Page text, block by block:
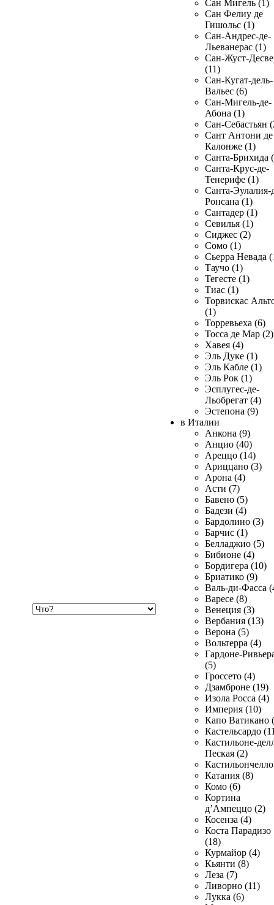
Сан Мигель (1)
Сан Фелиу де
Гишольс (1)
Сан-Андрес-де-
Льеванерас (1)
Сан-Жуст-
(11)
Сан-Кугат-дель-
Вальес (6)
Сан-Мигель-де-
Абона (1)
Сан-Себастьян
Сант Антони де
Калонже (1)
Санта-Брихида
Санта-Крус-де-
Тенерифе (1)
Санта-Эулалия-
Ронсана (1)
Сантадер (1)
Севилья (1)
Сиджес (2)
Сомо (1)
Сьерра Невада
Таучо (1)
Тегесте (1)
Тиас (1)
Торвискас
(1)
Торревьеха (6)
Тосса де Мар (2)
Хавея (4)
Эль Дуке (1)
Эль Кабле (1)
Эль Рок (1)
Эсплугес-де-
Льобрегат (4)
Эстепона (9)
в Италии
Анкона (9)
Анцио (40)
Ареццо (14)
Ариццано (3)
Арона (4)
Асти (7)
Бавено (5)
Бадези (4)
Бардолино (3)
Барчис (1)
Белладжио (5)
Бибионе (4)
Бордигера (10)
Бриатико (9)
Валь-ди-Фасса
Варесе (8)
Венеция (3)
Вербания (13)
Верона (5)
Вольтерра (4)
Гардоне-
(5)
Гроссето (4)
Дзамброне (19)
Изола Росса (4)
Империя (10)
Капо Ватикано
Кастельсардо
Кастильоне-
Пеская (2)
Катания (8)
Комо (6)
Кортина
д’Ампеццо (2)
Косенза (4)
Коста Парадизо
(18)
Курмайор (4)
Кьянти (8)
Леза (7)
Ливорно (11)
Лукка (6)